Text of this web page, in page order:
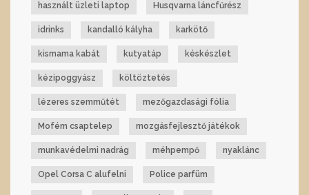
használt üzleti laptop Husqvarna láncfűrész
idrinks kandalló kályha karkötő
kismama kabát kutyatáp késkészlet
kézipoggyász költöztetés
lézeres szemműtét mezőgazdasági fólia
Mofém csaptelep mozgásfejlesztő játékok
munkavédelmi nadrág méhpempő nyaklánc
Opel Corsa C alufelni Police parfüm